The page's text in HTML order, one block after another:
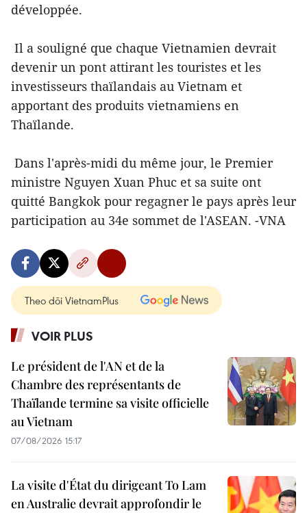
développée.
Il a souligné que chaque Vietnamien devrait
devenir un pont attirant les touristes et les
investisseurs thaïlandais au Vietnam et
apportant des produits vietnamiens en
Thaïlande.
Dans l'après-midi du même jour, le Premier
ministre Nguyen Xuan Phuc et sa suite ont
quitté Bangkok pour regagner le pays après leur
participation au 34e sommet de l'ASEAN. -VNA
Theo dõi VietnamPlus
VOIR PLUS
Le président de l'AN et de la
Chambre des représentants de
Thaïlande termine sa visite officielle
au Vietnam
07/08/2026 15:17
La visite d'État du dirigeant To Lam
en Australie devrait approfondir le